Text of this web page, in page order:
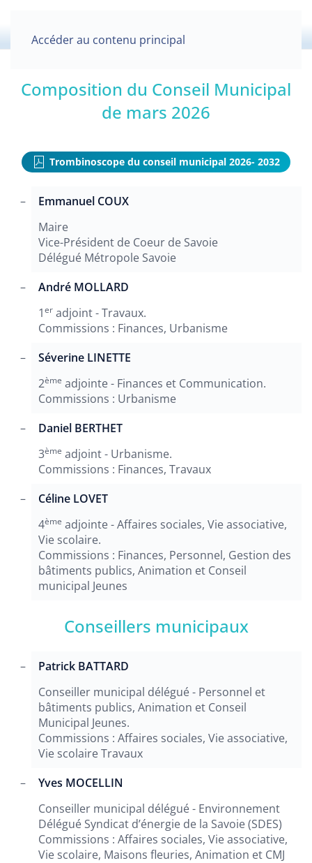
Accéder au contenu principal
Composition du Conseil Municipal
de mars 2026
Trombinoscope du conseil municipal 2026- 2032
Emmanuel COUX
Maire
Vice-Président de Coeur de Savoie
Délégué Métropole Savoie
André MOLLARD
1er adjoint - Travaux.
Commissions : Finances, Urbanisme
Séverine LINETTE
2ème adjointe - Finances et Communication.
Commissions : Urbanisme
Daniel BERTHET
3ème adjoint - Urbanisme.
Commissions : Finances, Travaux
Céline LOVET
4ème adjointe - Affaires sociales, Vie associative,
Vie scolaire.
Commissions : Finances, Personnel, Gestion des
bâtiments publics, Animation et Conseil
municipal Jeunes
Conseillers municipaux
Patrick BATTARD
Conseiller municipal délégué - Personnel et
bâtiments publics, Animation et Conseil
Municipal Jeunes.
Commissions : Affaires sociales, Vie associative,
Vie scolaire Travaux
Yves MOCELLIN
Conseiller municipal délégué - Environnement
Délégué Syndicat d’énergie de la Savoie (SDES)
Commissions : Affaires sociales, Vie associative,
Vie scolaire, Maisons fleuries, Animation et CMJ